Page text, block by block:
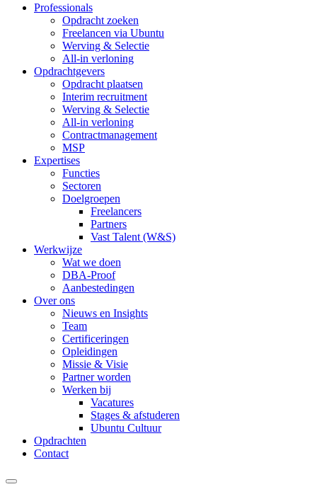
Professionals
Opdracht zoeken
Freelancen via Ubuntu
Werving & Selectie
All-in verloning
Opdrachtgevers
Opdracht plaatsen
Interim recruitment
Werving & Selectie
All-in verloning
Contractmanagement
MSP
Expertises
Functies
Sectoren
Doelgroepen
Freelancers
Partners
Vast Talent (W&S)
Werkwijze
Wat we doen
DBA-Proof
Aanbestedingen
Over ons
Nieuws en Insights
Team
Certificeringen
Opleidingen
Missie & Visie
Partner worden
Werken bij
Vacatures
Stages & afstuderen
Ubuntu Cultuur
Opdrachten
Contact